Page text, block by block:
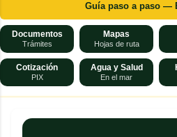
Guía paso a paso —
Documentos
Trámites
Mapas
Hojas de ruta
Cotización
PIX
Agua y Salud
En el mar